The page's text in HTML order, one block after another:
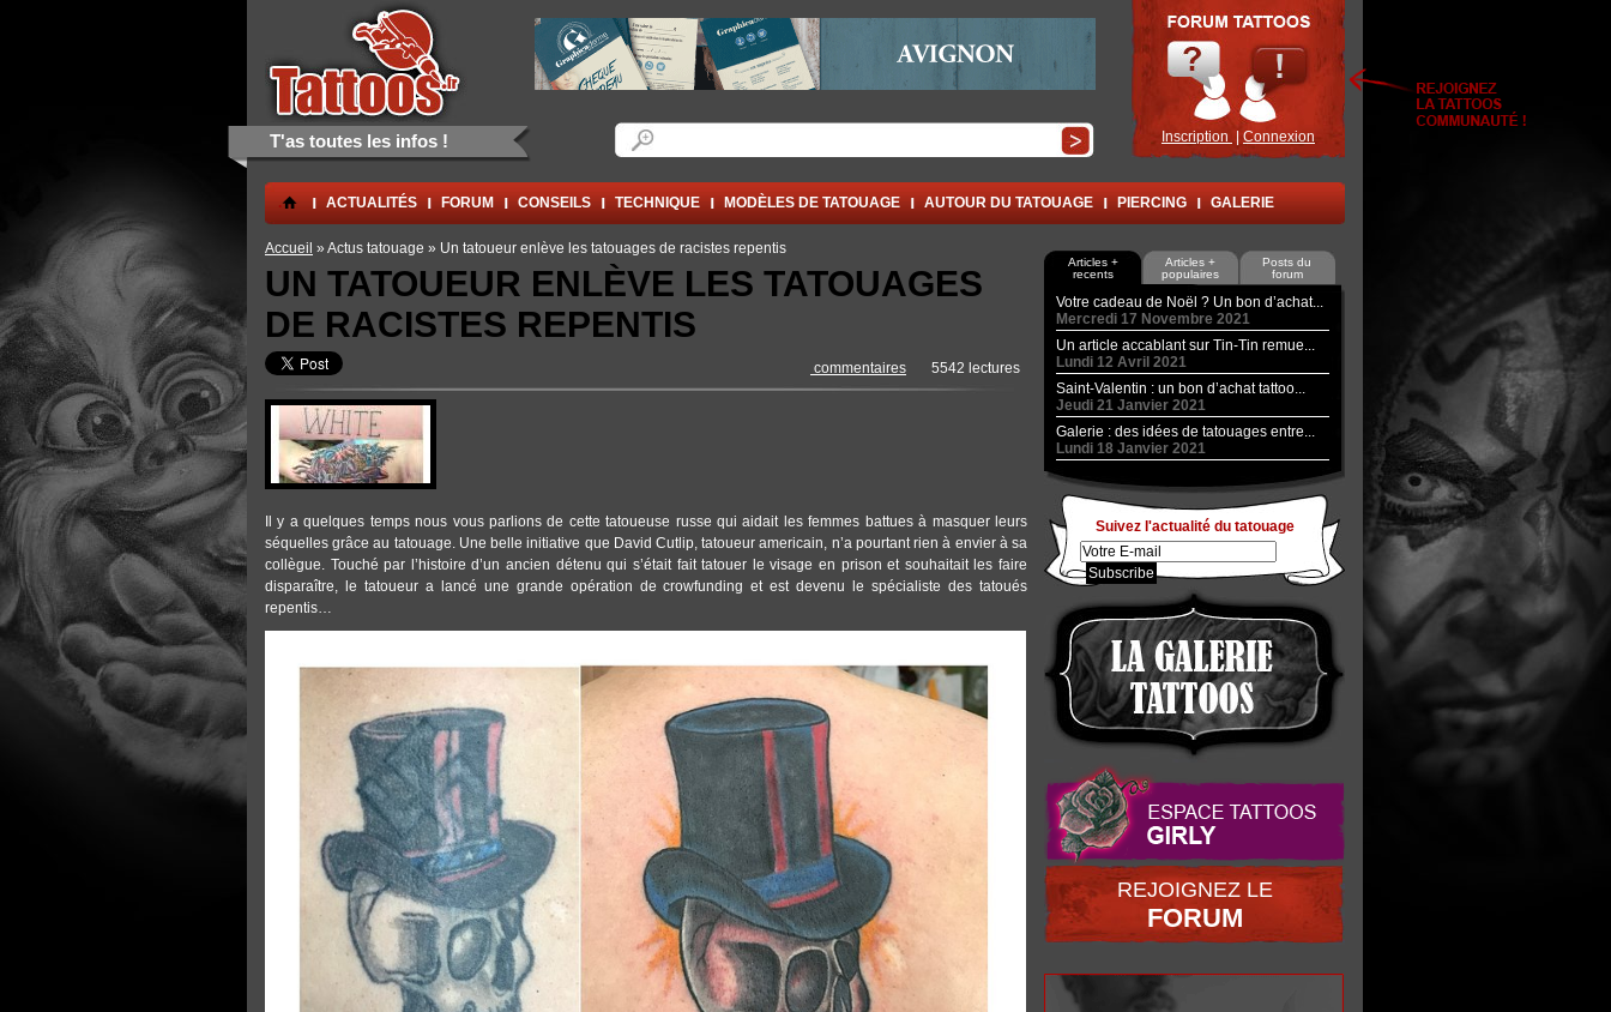
Aller au contenu principal
Skip to navigation
T'as toutes les infos ! Inscription Connexion
. ACTUALITÉS FORUM CONSEILS TECHNIQUE MODÈLES DE TATOUAGE AUTOUR DU TATOUAGE PIERCING GALERIE
Vous êtes ici
Accueil » Actus tatouage » Un tatoueur enlève les tatouages de racistes repentis
UN TATOUEUR ENLÈVE LES TATOUAGES
DE RACISTES REPENTIS
5542 lectures
commentaires
Il y a quelques temps nous vous parlions de cette tatoueuse russe qui aidait les femmes battues à masquer leurs
séquelles grâce au tatouage. Une belle initiative que David Cutlip, tatoueur americain, n’a pourtant rien à envier à sa
collègue. Touché par l’histoire d’un ancien détenu qui s’était fait tatouer le visage en prison et souhaitait les faire
disparaître, le tatoueur a lancé une grande opération de crowfunding et est devenu le spécialiste des tatoués
repentis…
Articles +
recents
Articles +
populaires
Posts du
forum
Votre cadeau de Noël ? Un bon d’achat...
Mercredi 17 Novembre 2021
Un article accablant sur Tin-Tin remue...
Lundi 12 Avril 2021
Saint-Valentin : un bon d’achat tattoo...
Jeudi 21 Janvier 2021
Galerie : des idées de tatouages entre...
Lundi 18 Janvier 2021
Suivez l'actualité du tatouage
REJOIGNEZ LE
FORUM